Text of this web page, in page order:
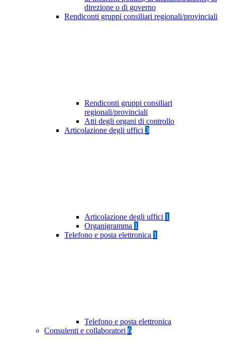
direzione o di governo
Rendiconti gruppi consiliari regionali/provinciali
Rendiconti gruppi consiliari
regionali/provinciali
Atti degli organi di controllo
Articolazione degli uffici 3
Articolazione degli uffici 1
Organigramma 1
Telefono e posta elettronica 1
Telefono e posta elettronica
Consulenti e collaboratori 6